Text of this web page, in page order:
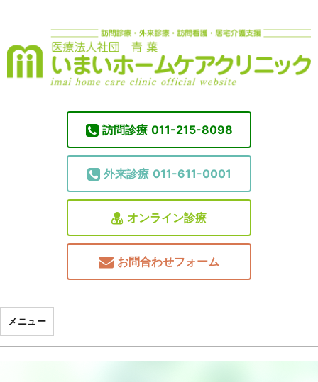
訪問診療 011-215-8098
外来診療 011-611-0001
オンライン診療
お問合わせフォーム
メニュー